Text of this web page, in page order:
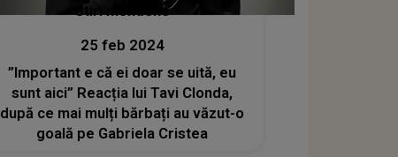
Stiri mondene
25 feb 2024
”Important e că ei doar se uită, eu
sunt aici” Reacția lui Tavi Clonda,
după ce mai mulți bărbați au văzut-o
goală pe Gabriela Cristea